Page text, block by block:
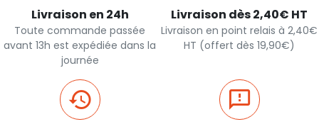
Livraison en 24h
Toute commande passée
avant 13h est expédiée dans la
journée
Livraison dès 2,40€ HT
Livraison en point relais à 2,40€
HT (offert dès 19,90€)